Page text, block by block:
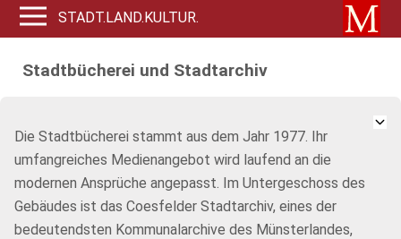
STADT.LAND.KULTUR.
Stadtbücherei und Stadtarchiv
Die Stadtbücherei stammt aus dem Jahr 1977. Ihr
umfangreiches Medienangebot wird laufend an die
modernen Ansprüche angepasst. Im Untergeschoss des
Gebäudes ist das Coesfelder Stadtarchiv, eines der
bedeutendsten Kommunalarchive des Münsterlandes,